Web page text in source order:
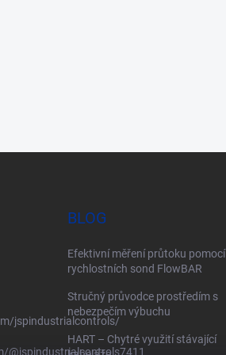
jspindustrialcontrols/
@jspindustrialcontrols7411
BLOG
Efektivní měření průtoku pomocí
rychlostních sond FlowBAR
Stručný průvodce prostředím s
nebezpečím výbuchu
HART – Chytré využití stávající